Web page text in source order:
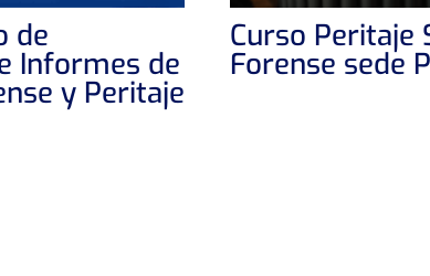
de
Informes de
y Peritaje
Curso Peritaje
Forense sede